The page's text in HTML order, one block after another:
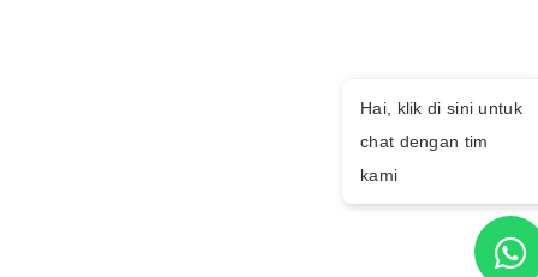
Hai, klik di sini untuk
chat dengan tim
kami